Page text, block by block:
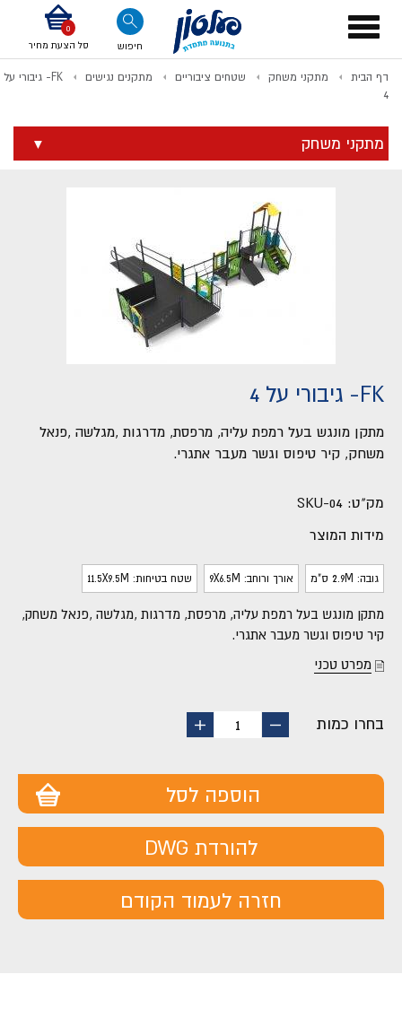
Toggle
navigation
חיפוש סל הצעת מחיר
דף הבית מתקני משחק שטחים ציבוריים מתקנים נגישים
FK- גיבורי על
4
מתקני משחק
FK- גיבורי על 4
מתקן מונגש בעל רמפת עליה, מרפסת, מדרגות ,מגלשה ,פנאל
משחק, קיר טיפוס וגשר מעבר אתגרי.
מק"ט: SKU-04
מידות המוצר
גובה: 2.9M ס"מ אורך ורוחב: 9X6.5M שטח בטיחות: 11.5X9.5M
מתקן מונגש בעל רמפת עליה, מרפסת, מדרגות ,מגלשה ,פנאל משחק,
קיר טיפוס וגשר מעבר אתגרי.
מפרט טכני
בחרו כמות
החסר
1
הוסף
הוספה לסל
להורדת DWG
חזרה לעמוד הקודם